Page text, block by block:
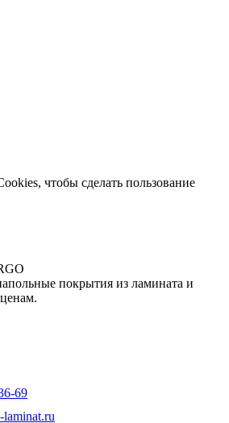
чтобы сделать пользование
покрытия из ламината и
69
laminat.ru